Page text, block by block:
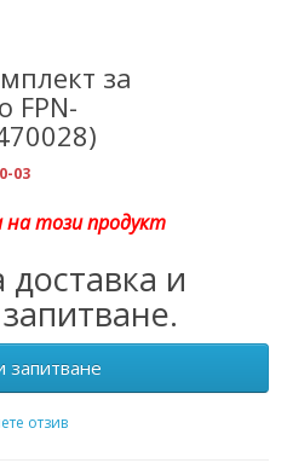
за
FPN-
03
този продукт
и
запитване
отзив